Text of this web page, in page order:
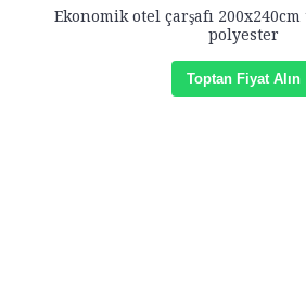
Ekonomik otel çarşafı
polyester
Toptan Fiyat Alın